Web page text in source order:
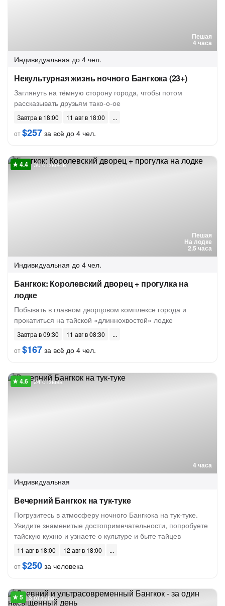
Пешая
4 часа
Индивидуальная до 4 чел.
Некультурная жизнь ночного Бангкока (23+)
Заглянуть на тёмную сторону города, чтобы потом
рассказывать друзьям тако-о-ое
Завтра в 18:00
11 авг в 18:00
от$257 за всё до 4 чел.
Пешая
На лодке
2.5 часа
30 отзывов
Индивидуальная до 4 чел.
Бангкок: Королевский дворец + прогулка на
лодке
Побывать в главном дворцовом комплексе города и
прокатиться на тайской «длиннохвостой» лодке
Завтра в 09:30
11 авг в 08:30
от$167 за всё до 4 чел.
4 часа
24 отзыва
Индивидуальная
Вечерний Бангкок на тук-туке
Погрузитесь в атмосферу ночного Бангкока на тук-туке.
Увидите знаменитые достопримечательности, попробуете
тайскую кухню и узнаете о культуре и быте тайцев
11 авг в 18:00
12 авг в 18:00
от$250 за человека
3 отзыва